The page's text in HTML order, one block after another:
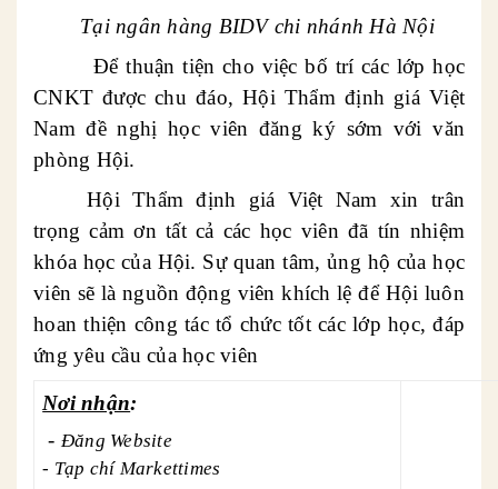
Tại ngân hàng BIDV chi nhánh Hà Nội
Để thuận tiện cho việc bố trí các lớp học
CNKT được chu đáo, Hội Thẩm định giá Việt
Nam đề nghị học viên đăng ký sớm với văn
phòng Hội.
Hội Thẩm định giá Việt Nam xin trân
trọng cảm ơn tất cả các học viên đã tín nhiệm
khóa học của Hội. Sự quan tâm, ủng hộ của học
viên sẽ là nguồn động viên khích lệ để Hội luôn
hoan thiện công tác tổ chức tốt các lớp học, đáp
ứng yêu cầu của học viên
Nơi nhận:
- Đăng Website
- Tạp chí Markettimes